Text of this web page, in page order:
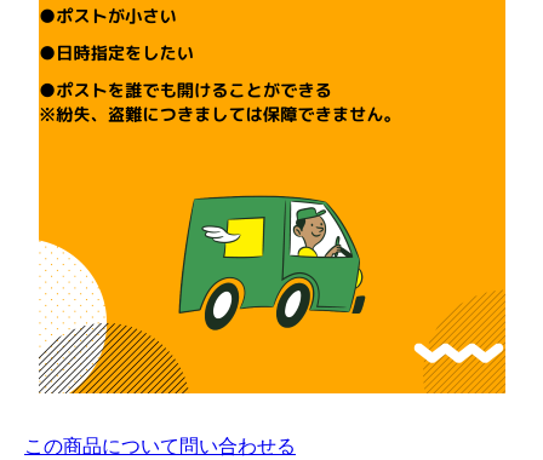
この商品について問い合わせる